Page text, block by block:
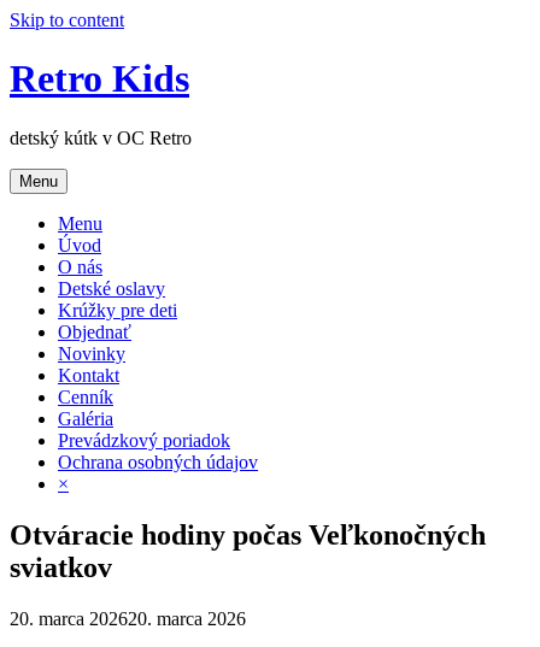
Skip to content
Retro Kids
detský kútk v OC Retro
Menu
Menu
Úvod
O nás
Detské oslavy
Krúžky pre deti
Objednať
Novinky
Kontakt
Cenník
Galéria
Prevádzkový poriadok
Ochrana osobných údajov
×
Otváracie hodiny počas Veľkonočných
sviatkov
20. marca 202620. marca 2026